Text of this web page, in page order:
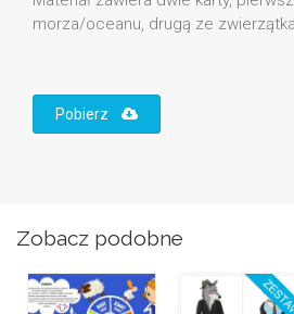
morza/oceanu, drugą ze
Pobierz
Zobacz podobne